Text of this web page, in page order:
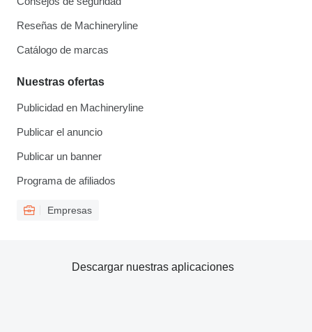
Reseñas de Machineryline
Catálogo de marcas
Nuestras ofertas
Publicidad en Machineryline
Publicar el anuncio
Publicar un banner
Programa de afiliados
Empresas
Descargar nuestras aplicaciones